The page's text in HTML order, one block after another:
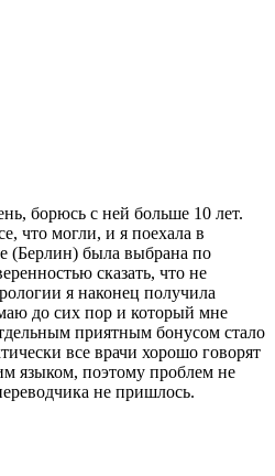
борюсь с ней больше 10 лет.
что могли, и я поехала в
была выбрана по
сказать, что не
я наконец получила
до сих пор и который мне
приятным бонусом стало
все врачи хорошо говорят
языком, поэтому проблем не
не пришлось.